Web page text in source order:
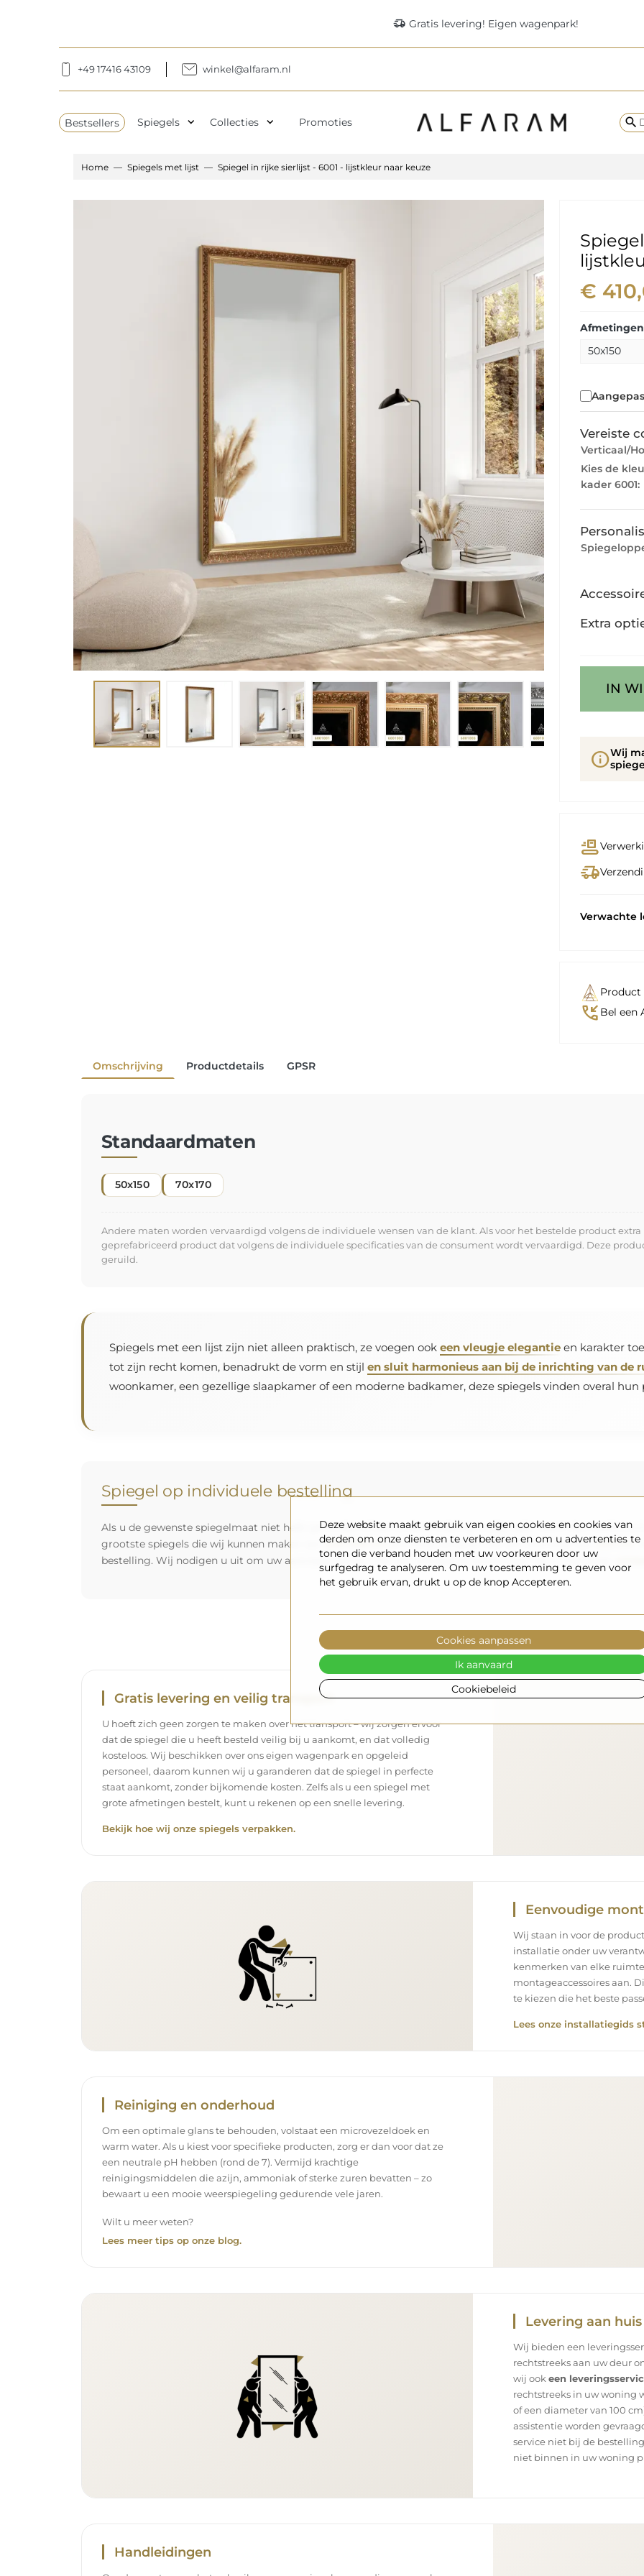
delivery_truck_speed Gratis levering! Eigen wagenpark!
+49 17416 43109 winkel@alfaram.nl
Bestsellers Spiegels expand_more Collecties expand_more Promoties search
Home Spiegels met lijst Spiegel in rijke sierlijst - 6001 - lijstkleur naar keuze
€
Vereiste
Verticaal/
Kies de
kader 6001:
Extra
IN
infoWij
conveyor_belt
delivery_truck_speed
Verwachte
Product
phone_callback Bel een
Omschrijving Productdetails GPSR
Standaardmaten
50x150 70x170
Andere maten worden vervaardigd volgens de individuele wensen van de klant. Als voor het bestelde product
geprefabriceerd product dat volgens de individuele specificaties van de consument wordt vervaardigd. Deze
geruild.
Spiegels met een lijst zijn niet alleen praktisch, ze voegen ook een vleugje elegantieen karakter
tot zijn recht komen, benadrukt de vorm en stijl en sluit harmonieus aan bij de inrichting van de
woonkamer, een gezellige slaapkamer of een moderne badkamer, deze spiegels vinden overal
Spiegel op individuele bestelling
Als u de gewenste spiegelmaat niet hebt gevonden of een andere indeling nodig hebt, neem dan
grootste spiegels die wij kunnen maken zijn200×300 cm en ronde spiegels met een diameter van200 cm.
bestelling. Wij nodigen u uit om uw aanvraag samen met het ontwerp te sturen naar het e-mailadres:
Gratis levering en veilig transport
U hoeft zich geen zorgen te maken over het transport – wij zorgen ervoor
dat de spiegel die u heeft besteld veilig bij u aankomt, en dat volledig
kosteloos. Wij beschikken over ons eigen wagenpark en opgeleid
personeel, daarom kunnen wij u garanderen dat de spiegel in perfecte
staat aankomt, zonder bijkomende kosten. Zelfs als u een spiegel met
grote afmetingen bestelt, kunt u rekenen op een snelle levering.
Bekijk hoe wij onze spiegels verpakken.
Eenvoudige
Wij staan in voor de
installatie onder uw
kenmerken van elke
montageaccessoires aan.
te kiezen die het beste
Lees onze installatiegids
Reiniging en onderhoud
Om een optimale glans te behouden, volstaat een microvezeldoek en
warm water. Als u kiest voor specifieke producten, zorg er dan voor dat ze
een neutrale pH hebben (rond de 7). Vermijd krachtige
reinigingsmiddelen die azijn, ammoniak of sterke zuren bevatten – zo
bewaart u een mooie weerspiegeling gedurende vele jaren.
Wilt u meer weten?
Lees meer tips op onze blog.
Levering aan huis
Wij bieden een
rechtstreeks aan uw deur
wij ook een
rechtstreeks in uw woning
of een diameter van 100
assistentie worden
service niet bij de
niet binnen in uw woning
Handleidingen
Deze website maakt gebruik van eigen cookies en cookies van
derden om onze diensten te verbeteren en om u advertenties te
tonen die verband houden met uw voorkeuren door uw
surfgedrag te analyseren. Om uw toestemming te geven voor
het gebruik ervan, drukt u op de knop Accepteren.
Cookiebeleid
Cookies aanpassen
Ik aanvaard